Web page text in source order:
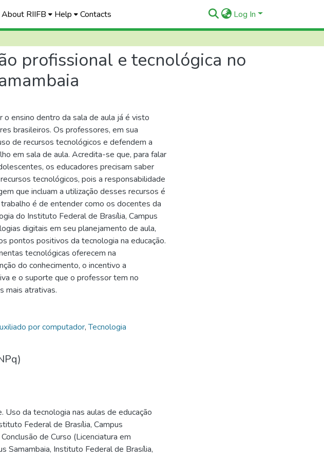
About RIIFB Help Contacts Log In
profissional e tecnológica no
o ensino dentro da sala de aula já é visto
brasileiros. Os professores, em sua
de recursos tecnológicos e defendem a
em sala de aula. Acredita-se que, para falar
os educadores precisam saber
tecnológicos, pois a responsabilidade
que incluam a utilização desses recursos é
é de entender como os docentes da
do Instituto Federal de Brasília, Campus
digitais em seu planejamento de aula,
pontos positivos da tecnologia na educação.
tecnológicas oferecem na
do conhecimento, o incentivo a
e o suporte que o professor tem no
mais atrativas.
por computador,Tecnologia
Uso da tecnologia nas aulas de educação
Federal de Brasília, Campus
de Curso (Licenciatura em
Samambaia, Instituto Federal de Brasília,